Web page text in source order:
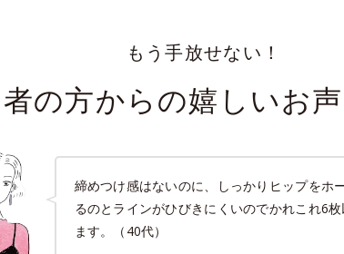
もう手放せない！
の方からの嬉しいお声
締めつけ感はないのに、しっかりヒップをホ
るのとラインがひびきにくいのでかれこれ6
ます。（40代）